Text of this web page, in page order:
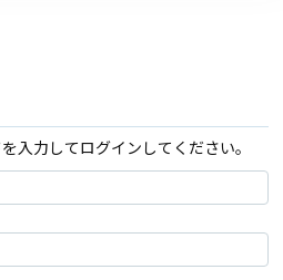
入力してログインしてください。